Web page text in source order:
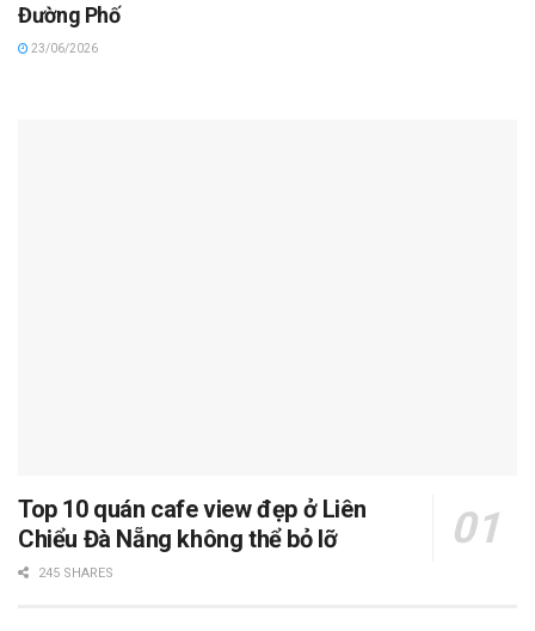
Đường Phố
23/06/2026
Top 10 quán cafe view đẹp ở Liên
Chiểu Đà Nẵng không thể bỏ lỡ
245 SHARES